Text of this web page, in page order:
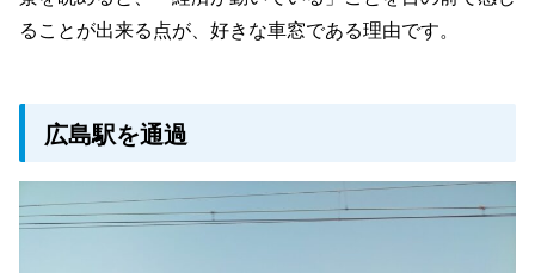
ることが出来る点が、好きな車窓である理由です。
広島駅を通過